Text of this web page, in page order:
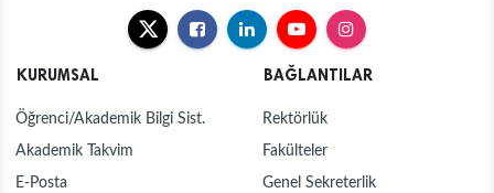
KURUMSAL
Öğrenci/Akademik Bilgi Sist.
Akademik Takvim
E-Posta
BAĞLANTILAR
Rektörlük
Fakülteler
Genel Sekreterlik